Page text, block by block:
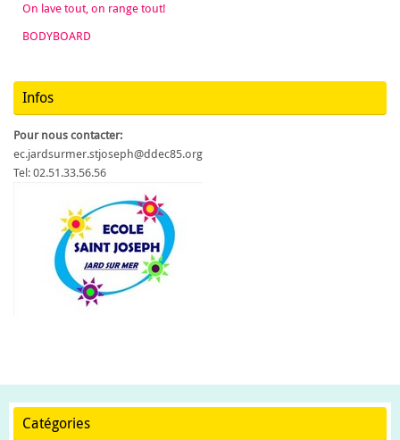
On lave tout, on range tout!
BODYBOARD
Infos
Pour nous contacter:
ec.jardsurmer.stjoseph@ddec85.org
Tel: 02.51.33.56.56
Catégories